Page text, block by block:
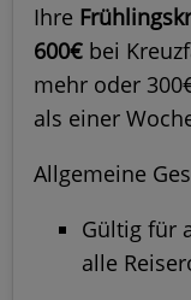
Ihre
600€ bei
mehr oder
als einer
Allgemeine
Gültig für
alle